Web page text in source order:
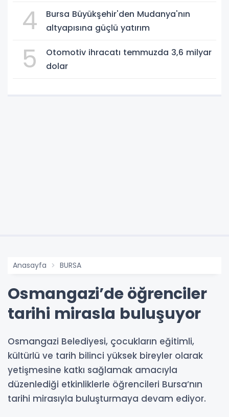
4
Bursa Büyükşehir'den Mudanya'nın
altyapısına güçlü yatırım
5
Otomotiv ihracatı temmuzda 3,6 milyar
dolar
Anasayfa BURSA
Osmangazi’de öğrenciler
tarihi mirasla buluşuyor
Osmangazi Belediyesi, çocukların eğitimli,
kültürlü ve tarih bilinci yüksek bireyler olarak
yetişmesine katkı sağlamak amacıyla
düzenlediği etkinliklerle öğrencileri Bursa’nın
tarihi mirasıyla buluşturmaya devam ediyor.